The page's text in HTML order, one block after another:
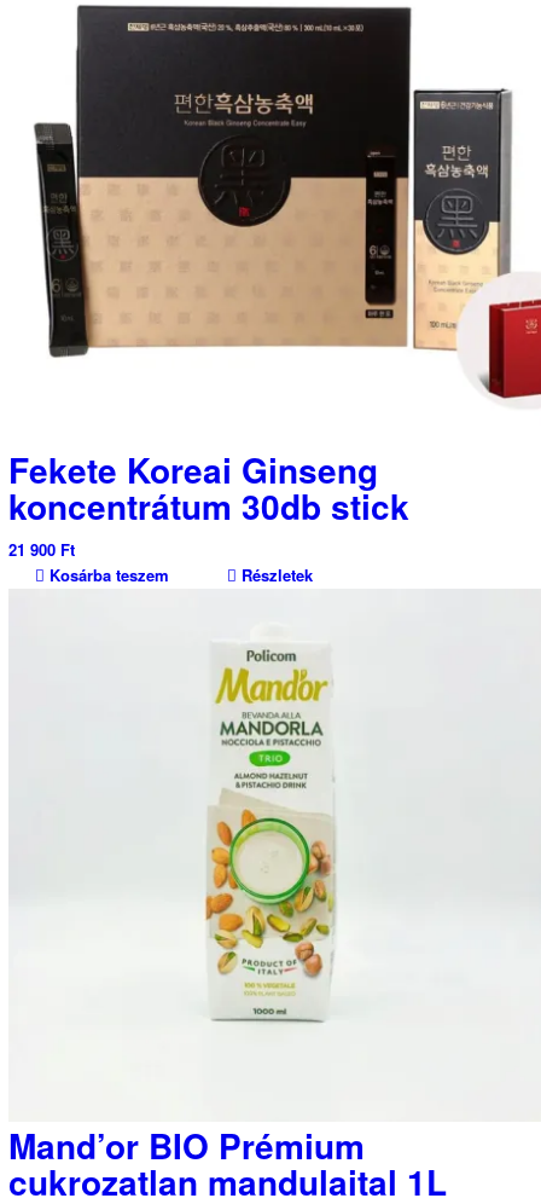
Fekete Koreai Ginseng
koncentrátum 30db stick
21 900 Ft
Kosárba teszem
Részletek
Mand’or BIO Prémium
cukrozatlan mandulaital 1L